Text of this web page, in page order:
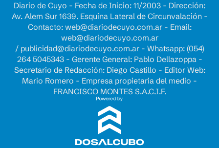
Diario de Cuyo - Fecha de Inicio: 11/2003 - Dirección:
Av. Alem Sur 1639. Esquina Lateral de Circunvalación -
Contacto: web@diariodecuyo.com.ar- Email:
web@diariodecuyo.com.ar
/ publicidad@diariodecuyo.com.ar- Whatsapp: (054)
264 5045343 - Gerente General: Pablo Dellazoppa -
Secretario de Redacción: Diego Castillo - Editor Web:
Mario Romero - Empresa propietaria del medio -
FRANCISCO MONTES S.A.C.I.F.